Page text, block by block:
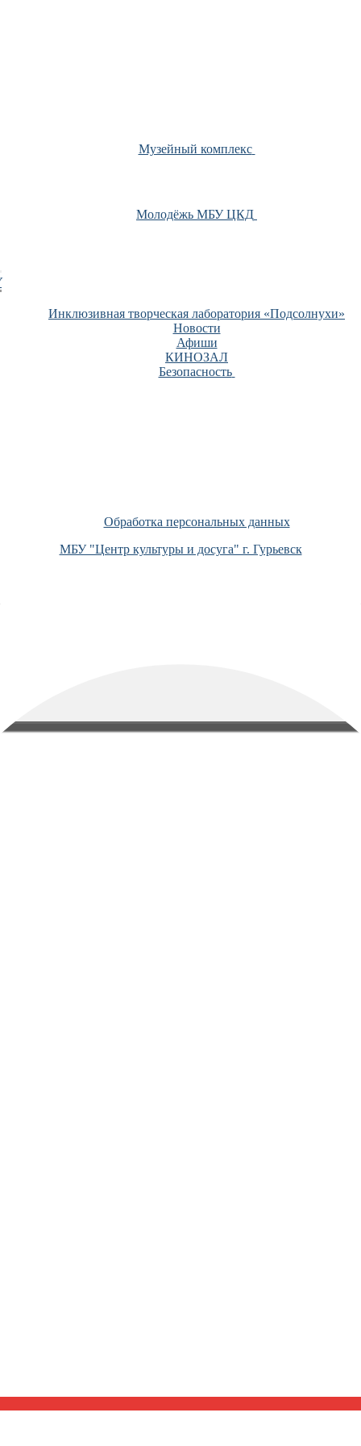
Музейный комплекс
Молодёжь МБУ ЦКД
Инклюзивная творческая лаборатория «Подсолнухи»
Новости
Афиши
КИНОЗАЛ
Безопасность
Обработка персональных данных
МБУ "Центр культуры и досуга" г. Гурьевск